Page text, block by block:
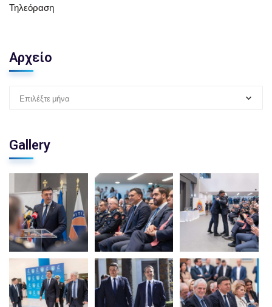
Τηλεόραση
Αρχείο
Επιλέξτε μήνα
Gallery